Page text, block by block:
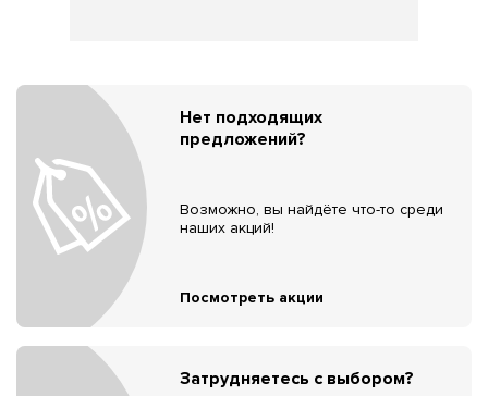
Нет подходящих
предложений?
Возможно, вы найдёте что-то среди
наших акций!
Посмотреть акции
Затрудняетесь с выбором?